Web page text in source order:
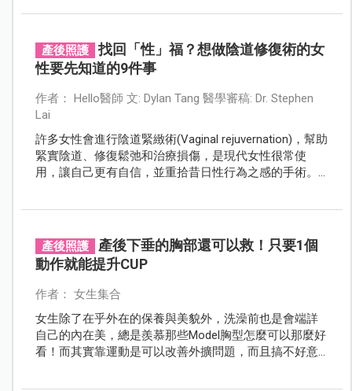
產後照護
找回「性」福？想做陰道修復術的女
性要先知道的9件事
作者： Hello醫師 文: Dylan Tang 醫學審稿: Dr. Stephen
Lai
許多女性會進行陰道緊緻術(Vaginal rejuvernation)，幫助
緊實陰道、修復鬆弛和治療損傷，是現代女性很常使
用，讓自己更有自信，並重拾昔日性行為之感的手術。
產後照護
產後下垂的胸部還可以救！只要1個
動作就能提升CUP
作者： 女生集合
女生除了在乎外在的保養與美貌外，洗澡前也是會端詳
自己的內在美，總是羨慕那些Model胸型怎麼可以那麼好
看！而其實靠運動是可以改善外擴問題，而且搞不好意